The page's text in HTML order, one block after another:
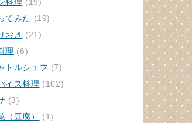
てみた (19)
おき (21)
理 (6)
トルシェフ (7)
イス料理 (102)
(3)
（豆腐）
(1)